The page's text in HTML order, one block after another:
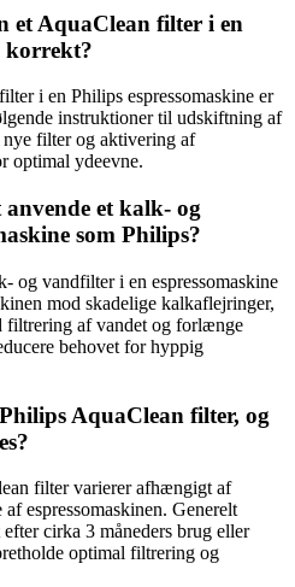
et AquaClean filter i en
korrekt?
i en Philips espressomaskine er
instruktioner til udskiftning af
filter og aktivering af
optimal ydeevne.
et kalk- og
som Philips?
og vandfilter i en espressomaskine
mod skadelige kalkaflejringer,
filtrering af vandet og forlænge
behovet for hyppig
AquaClean filter, og
filter varierer afhængigt af
espressomaskinen. Generelt
cirka 3 måneders brug eller
optimal filtrering og